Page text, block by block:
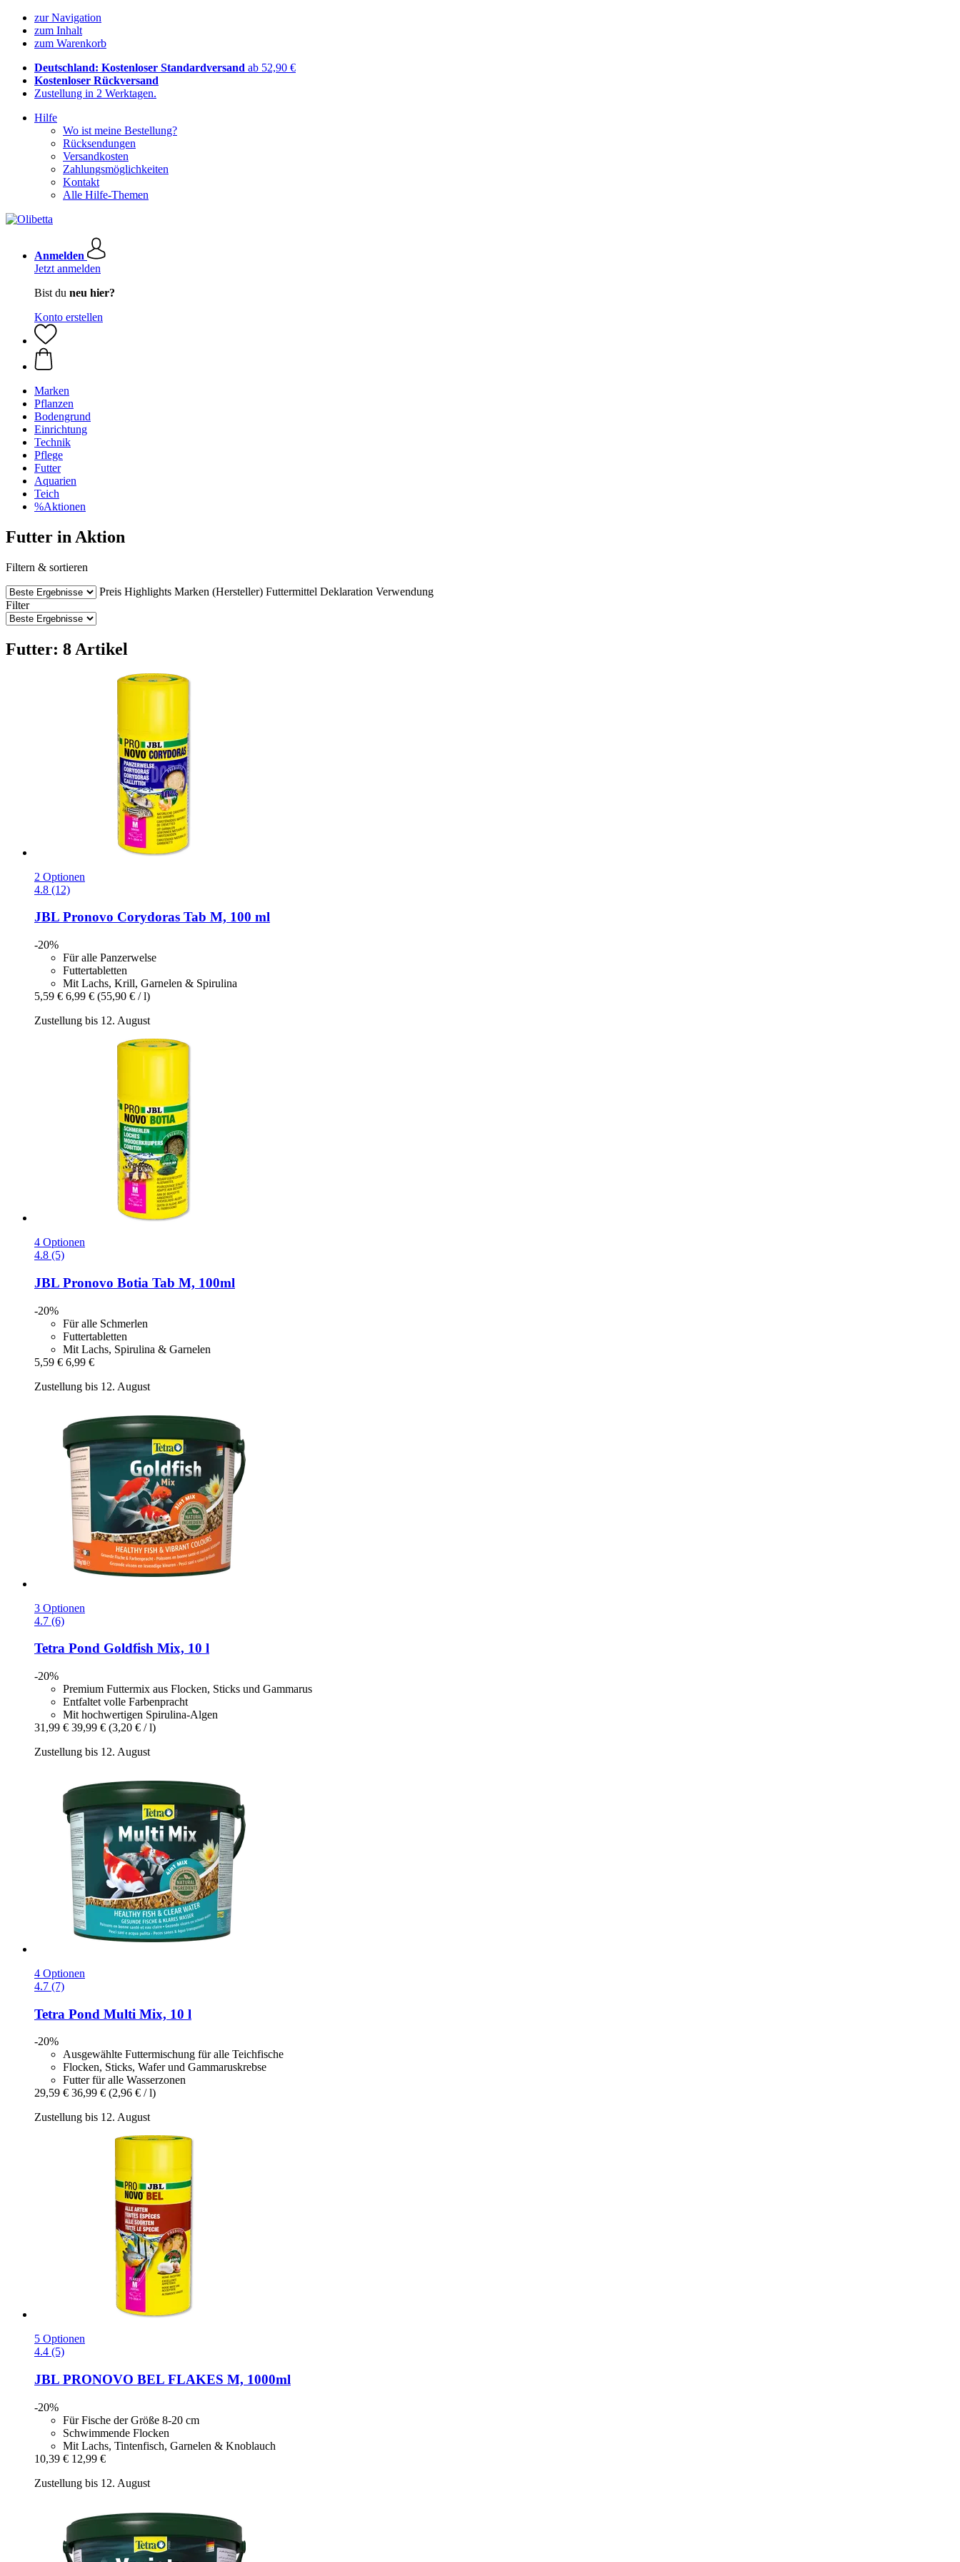
zur Navigation
zum Inhalt
zum Warenkorb
Deutschland: Kostenloser Standardversand ab 52,90 €
Kostenloser Rückversand
Zustellung in 2 Werktagen.
Hilfe
Wo ist meine Bestellung?
Rücksendungen
Versandkosten
Zahlungsmöglichkeiten
Kontakt
Alle Hilfe-Themen
Anmelden
Jetzt anmelden
Bist du neu hier?
Konto erstellen
Marken
Pflanzen
Bodengrund
Einrichtung
Technik
Pflege
Futter
Aquarien
Teich
%Aktionen
Futter in Aktion
Filtern & sortieren
Preis Highlights Marken (Hersteller) Futtermittel Deklaration Verwendung
Filter
Futter: 8 Artikel
2 Optionen
4.8 (12)
JBL Pronovo Corydoras Tab M, 100 ml
-20%
Für alle Panzerwelse
Futtertabletten
Mit Lachs, Krill, Garnelen & Spirulina
5,59 € 6,99 € (55,90 € / l)
Zustellung bis 12. August
4 Optionen
4.8 (5)
JBL Pronovo Botia Tab M, 100ml
-20%
Für alle Schmerlen
Futtertabletten
Mit Lachs, Spirulina & Garnelen
5,59 € 6,99 €
Zustellung bis 12. August
3 Optionen
4.7 (6)
Tetra Pond Goldfish Mix, 10 l
-20%
Premium Futtermix aus Flocken, Sticks und Gammarus
Entfaltet volle Farbenpracht
Mit hochwertigen Spirulina-Algen
31,99 € 39,99 € (3,20 € / l)
Zustellung bis 12. August
4 Optionen
4.7 (7)
Tetra Pond Multi Mix, 10 l
-20%
Ausgewählte Futtermischung für alle Teichfische
Flocken, Sticks, Wafer und Gammaruskrebse
Futter für alle Wasserzonen
29,59 € 36,99 € (2,96 € / l)
Zustellung bis 12. August
5 Optionen
4.4 (5)
JBL PRONOVO BEL FLAKES M, 1000ml
-20%
Für Fische der Größe 8-20 cm
Schwimmende Flocken
Mit Lachs, Tintenfisch, Garnelen & Knoblauch
10,39 € 12,99 €
Zustellung bis 12. August